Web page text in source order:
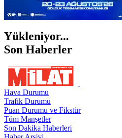
Yükleniyor...
Son Haberler
Hava Durumu
Trafik Durumu
Puan Durumu ve Fikstür
Tüm Manşetler
Son Dakika Haberleri